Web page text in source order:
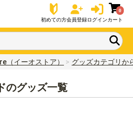
初めての方会員登録ログイン
0
カート
（イーオストア） グッズカテゴリか
のグッズ一覧